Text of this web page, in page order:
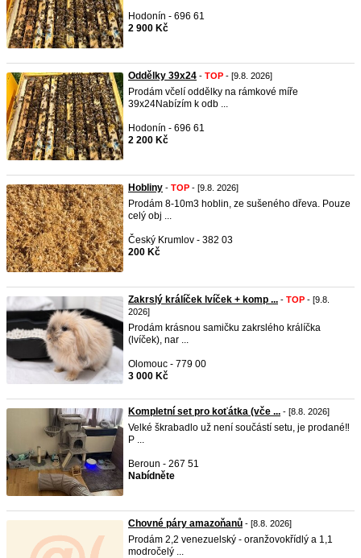
Hodonín - 696 61
2 900 Kč
Oddělky 39x24 - TOP - [9.8. 2026]
Prodám včelí oddělky na rámkové míře
39x24Nabízím k odb ...
Hodonín - 696 61
2 200 Kč
Hobliny - TOP - [9.8. 2026]
Prodám 8-10m3 hoblin, ze sušeného dřeva. Pouze
celý obj ...
Český Krumlov - 382 03
200 Kč
Zakrslý králíček lvíček + komp ... - TOP - [9.8.
2026]
Prodám krásnou samičku zakrslého králíčka
(lvíček), nar ...
Olomouc - 779 00
3 000 Kč
Kompletní set pro koťátka (vče ... - [8.8. 2026]
Velké škrabadlo už není součástí setu, je prodané‼️
P ...
Beroun - 267 51
Nabídněte
Chovné páry amazoňanů - [8.8. 2026]
Prodám 2,2 venezuelský - oranžovokřídlý a 1,1
modročelý ...